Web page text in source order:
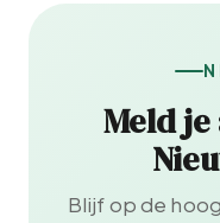
Meld
Blijf op de